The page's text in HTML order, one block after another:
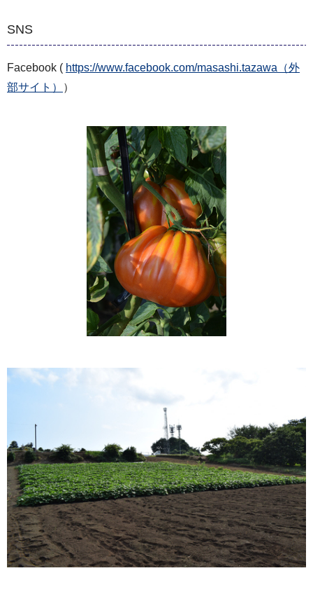
SNS
Facebook ( https://www.facebook.com/masashi.tazawa（外
部サイト）
）